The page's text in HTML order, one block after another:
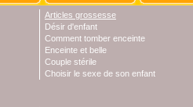
Articles grossesse
Désir d'enfant
Comment tomber enceinte
Enceinte et belle
Couple stérile
Choisir le sexe de son enfant